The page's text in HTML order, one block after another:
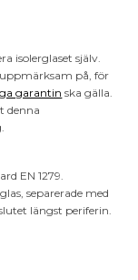
isolerglaset själv.
på, för
garantin ska gälla.
denna
EN 1279.
separerade med
längst periferin.